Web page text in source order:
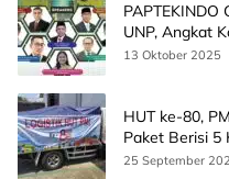
UNP, Angkat
Agendanya
13 Oktober 2025
HUT ke-80,
Paket Berisi 5
25 September